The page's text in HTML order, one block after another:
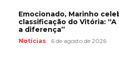
Emocionado, Marinho
classificação do Vitória:
a diferença”
Notícias 6 de agosto de 2026